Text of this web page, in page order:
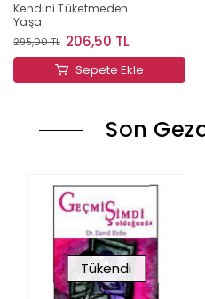
Kendini Tüketmeden
Yaşa
295,00 TL 206,50 TL
Sepete Ekle
Son
Tükendi